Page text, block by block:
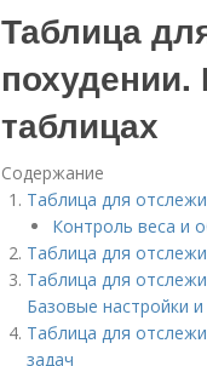
Таблица
таблицах
Содержание
Таблица для
Контроль веса и
Таблица для
Таблица для
Базовые настройки
Таблица для
задач